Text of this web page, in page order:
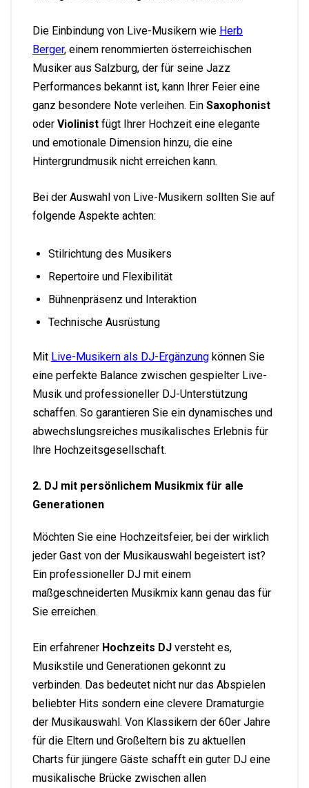
Die Einbindung von Live-Musikern wie Herb
Berger, einem renommierten österreichischen
Musiker aus Salzburg, der für seine Jazz
Performances bekannt ist, kann Ihrer Feier eine
ganz besondere Note verleihen. Ein Saxophonist
oder Violinist fügt Ihrer Hochzeit eine elegante
und emotionale Dimension hinzu, die eine
Hintergrundmusik nicht erreichen kann.
Bei der Auswahl von Live-Musikern sollten Sie auf
folgende Aspekte achten:
Stilrichtung des Musikers
Repertoire und Flexibilität
Bühnenpräsenz und Interaktion
Technische Ausrüstung
Mit Live-Musikern als DJ-Ergänzung können Sie
eine perfekte Balance zwischen gespielter Live-
Musik und professioneller DJ-Unterstützung
schaffen. So garantieren Sie ein dynamisches und
abwechslungsreiches musikalisches Erlebnis für
Ihre Hochzeitsgesellschaft.
2. DJ mit persönlichem Musikmix für alle
Generationen
Möchten Sie eine Hochzeitsfeier, bei der wirklich
jeder Gast von der Musikauswahl begeistert ist?
Ein professioneller DJ mit einem
maßgeschneiderten Musikmix kann genau das für
Sie erreichen.
Ein erfahrener Hochzeits DJ versteht es,
Musikstile und Generationen gekonnt zu
verbinden. Das bedeutet nicht nur das Abspielen
beliebter Hits sondern eine clevere Dramaturgie
der Musikauswahl. Von Klassikern der 60er Jahre
für die Eltern und Großeltern bis zu aktuellen
Charts für jüngere Gäste schafft ein guter DJ eine
musikalische Brücke zwischen allen